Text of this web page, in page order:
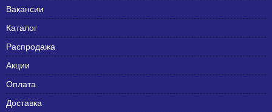
Вакансии
Каталог
Распродажа
Акции
Оплата
Доставка